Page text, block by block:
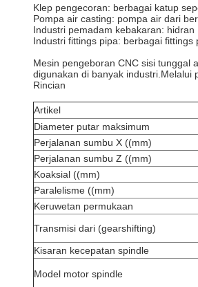
Klep pengecoran: berbagai katup
Pompa air casting: pompa air dari
Industri pemadam kebakaran:
Industri fittings pipa: berbagai fittings
Mesin pengeboran CNC sisi tunggal
digunakan di banyak industri.Melalui
Rincian
Artikel
Diameter putar maksimum
Perjalanan sumbu X ((mm)
Perjalanan sumbu Z ((mm)
Koaksial ((mm)
Paralelisme ((mm)
Keruwetan permukaan
Transmisi dari (gearshifting)
Kisaran kecepatan spindle
Model motor spindle